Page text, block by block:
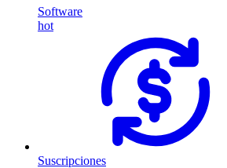
Software
hot
Suscripciones